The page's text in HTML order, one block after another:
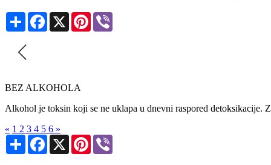
Share Facebook
X Pinterest
BEZ ALKOHOLA
Alkohol je toksin koji se ne uklapa u dnevni raspored detoksikacije.
« 1 2 3 4 5 6 »
Share Facebook
X Pinterest